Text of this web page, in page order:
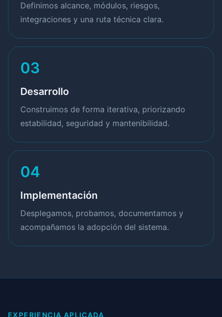
Definimos alcance, módulos, riesgos,
integraciones y una ruta técnica clara.
03
Desarrollo
Construimos de forma iterativa, priorizando
estabilidad, seguridad y mantenibilidad.
04
Implementación
Desplegamos, probamos, documentamos y
acompañamos la adopción del sistema.
EXPERIENCIA APLICADA